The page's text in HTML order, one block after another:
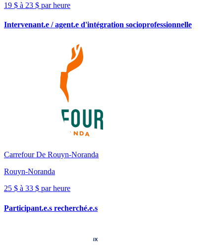
19 $ à 23 $ par heure
Intervenant.e / agent.e d'intégration socioprofessionnelle
Carrefour De Rouyn-Noranda
Rouyn-Noranda
25 $ à 33 $ par heure
Participant.e.s recherché.e.s